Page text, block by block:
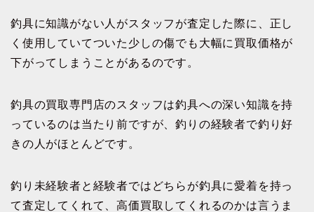
釣具に知識がない人がスタッフが査定した際に、正し
く使用していてついた少しの傷でも大幅に買取価格が
下がってしまうことがあるのです。
釣具の買取専門店のスタッフは釣具への深い知識を持
っているのは当たり前ですが、釣りの経験者で釣り好
きの人がほとんどです。
釣り未経験者と経験者ではどちらが釣具に愛着を持っ
て査定してくれて、高価買取してくれるのかは言うま